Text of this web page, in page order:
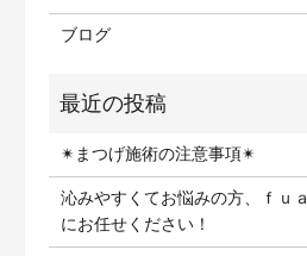
ブログ
✴︎まつげ施術の注意事項✴︎
沁みやすくてお悩みの方、ｆｕａ
にお任せください！